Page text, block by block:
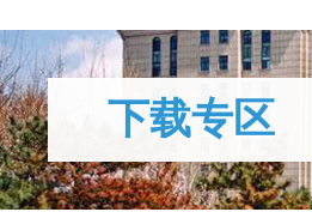
下载专区